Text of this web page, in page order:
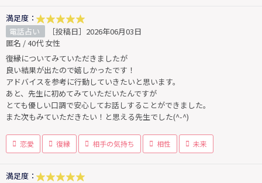
満足度：
電話占い
［投稿日］2026年06月03日
匿名 / 40代 女性
復縁についてみていただきましたが
良い結果が出たので嬉しかったです！
アドバイスを参考に行動していきたいと思います。
あと、先生に初めてみていただいたんですが
とても優しい口調で安心してお話しすることができました。
また次もみていただきたい！と思える先生でした(^-^)
恋愛 復縁 相手の気持ち 相性 未来
満足度：